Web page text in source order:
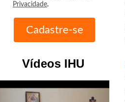
Privacidade.
Vídeos IHU